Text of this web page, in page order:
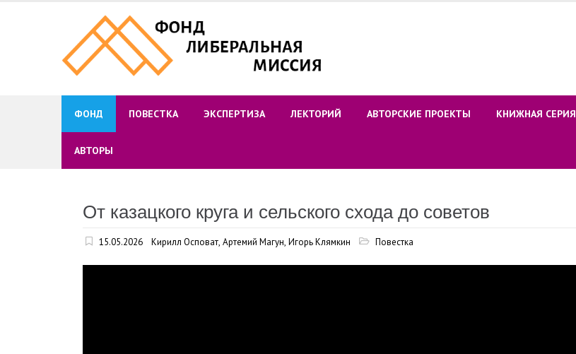
ФОНД ПОВЕСТКА ЭКСПЕРТИЗА ЛЕКТОРИЙ АВТОРСКИЕ ПРОЕКТЫ КНИЖНАЯ СЕРИЯ
АВТОРЫ
От казацкого круга и сельского схода до советов
15.05.2026 Кирилл Осповат, Артемий Магун, Игорь Клямкин Повестка